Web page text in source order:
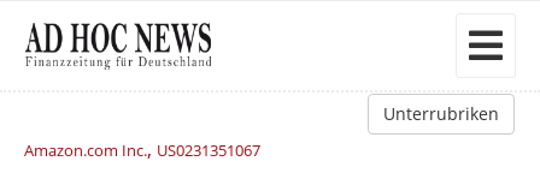
Unterrubriken
Amazon.com Inc., US0231351067